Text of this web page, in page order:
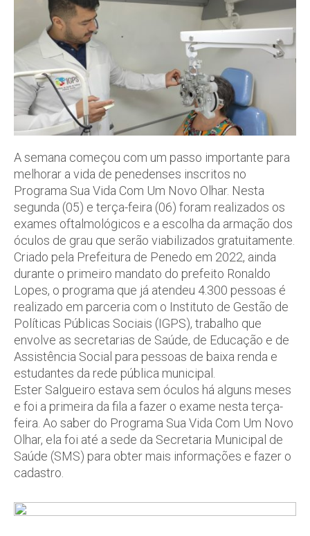
A semana começou com um passo importante para
melhorar a vida de penedenses inscritos no
Programa Sua Vida Com Um Novo Olhar. Nesta
segunda (05) e terça-feira (06) foram realizados os
exames oftalmológicos e a escolha da armação dos
óculos de grau que serão viabilizados gratuitamente.
Criado pela Prefeitura de Penedo em 2022, ainda
durante o primeiro mandato do prefeito Ronaldo
Lopes, o programa que já atendeu 4.300 pessoas é
realizado em parceria com o Instituto de Gestão de
Políticas Públicas Sociais (IGPS), trabalho que
envolve as secretarias de Saúde, de Educação e de
Assistência Social para pessoas de baixa renda e
estudantes da rede pública municipal.
Ester Salgueiro estava sem óculos há alguns meses
e foi a primeira da fila a fazer o exame nesta terça-
feira. Ao saber do Programa Sua Vida Com Um Novo
Olhar, ela foi até a sede da Secretaria Municipal de
Saúde (SMS) para obter mais informações e fazer o
cadastro.